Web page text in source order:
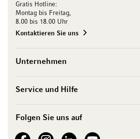
Gratis Hotline:
Montag bis Freitag,
8.00 bis 18.00 Uhr
Kontaktieren Sie uns
Unternehmen
Service und Hilfe
Folgen Sie uns auf
See our FacebookSee our Instagram account
See our LinkedInSee our YouTube channel